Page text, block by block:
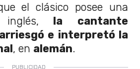
el clásico posee una
la cantante
e interpretó la
, en alemán.